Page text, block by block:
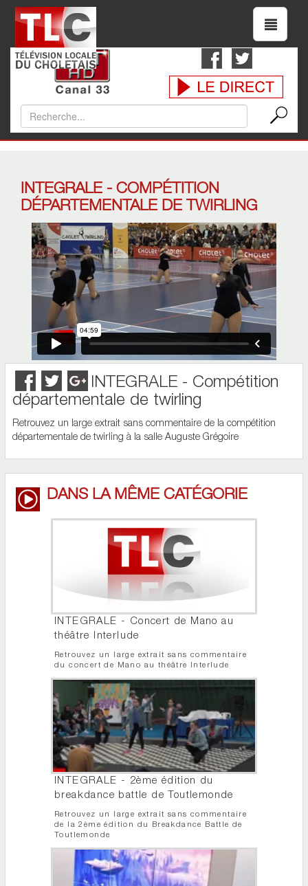
INTEGRALE - COMPÉTITION
DÉPARTEMENTALE DE TWIRLING
INTEGRALE - Compétition
départementale de twirling
Retrouvez un large extrait sans commentaire de la compétition
départementale de twirling à la salle Auguste Grégoire
DANS LA MÊME CATÉGORIE
INTEGRALE - Concert de Mano au
théâtre Interlude
Retrouvez un large extrait sans commentaire
du concert de Mano au théâtre Interlude
INTEGRALE - 2ème édition du
breakdance battle de Toutlemonde
Retrouvez un large extrait sans commentaire
de la 2ème édition du Breakdance Battle de
Toutlemonde